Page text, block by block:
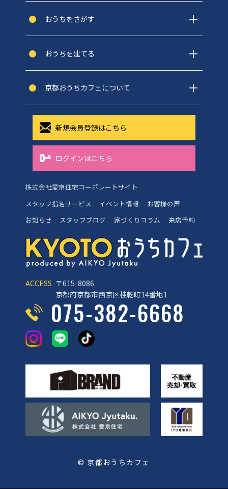
ACCESS 〒615-8086
京都府京都市西京区桂乾町14番地1
075-382-6668
© 京都おうちカフェ
おうちをさがす
おうちを建てる
京都おうちカフェについて
新規会員登録はこちら
ログインはこちら
株式会社愛京住宅コーポレートサイト
スタッフ指名サービス
イベント情報
お客様の声
お知らせ
スタッフブログ 家づくりコラム 来店予約